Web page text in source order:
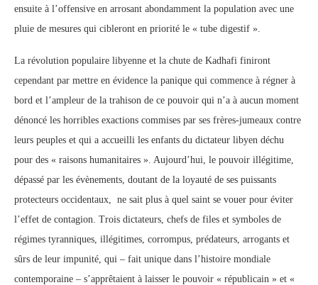
ensuite à l’offensive en arrosant abondamment la population avec une
pluie de mesures qui cibleront en priorité le « tube digestif ».
La révolution populaire libyenne et la chute de Kadhafi finiront
cependant par mettre en évidence la panique qui commence à régner à
bord et l’ampleur de la trahison de ce pouvoir qui n’a à aucun moment
dénoncé les horribles exactions commises par ses frères-jumeaux contre
leurs peuples et qui a accueilli les enfants du dictateur libyen déchu
pour des « raisons humanitaires ». Aujourd’hui, le pouvoir illégitime,
dépassé par les évènements, doutant de la loyauté de ses puissants
protecteurs occidentaux, ne sait plus à quel saint se vouer pour éviter
l’effet de contagion. Trois dictateurs, chefs de files et symboles de
régimes tyranniques, illégitimes, corrompus, prédateurs, arrogants et
sûrs de leur impunité, qui – fait unique dans l’histoire mondiale
contemporaine – s’apprêtaient à laisser le pouvoir « républicain » et «